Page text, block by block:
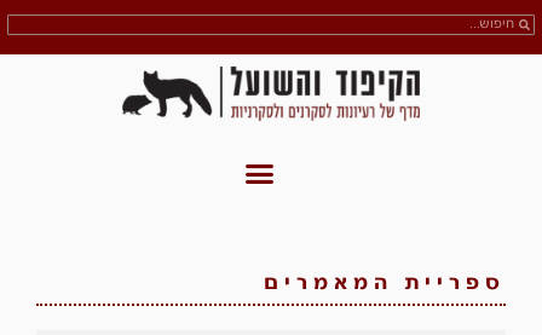
ספריית המאמרים